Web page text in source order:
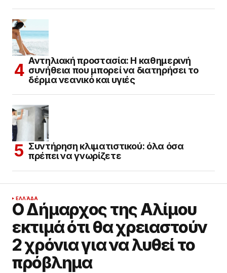
Αντηλιακή προστασία: Η καθημερινή
συνήθεια που μπορεί να διατηρήσει το
δέρμα νεανικό και υγιές
Συντήρηση κλιματιστικού: όλα όσα
πρέπει να γνωρίζετε
ΕΛΛΆΔΑ
Ο Δήμαρχος της Αλίμου
εκτιμά ότι θα χρειαστούν
2 χρόνια για να λυθεί το
πρόβλημα